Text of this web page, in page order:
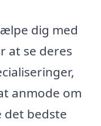
dig med
at se deres
anmode om
det bedste